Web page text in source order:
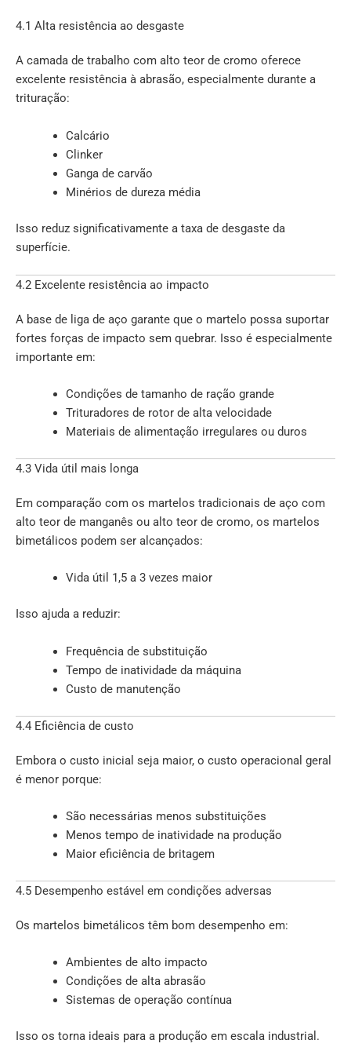
4.1 Alta resistência ao desgaste
A camada de trabalho com alto teor de cromo oferece
excelente resistência à abrasão, especialmente durante a
trituração:
Calcário
Clinker
Ganga de carvão
Minérios de dureza média
Isso reduz significativamente a taxa de desgaste da
superfície.
4.2 Excelente resistência ao impacto
A base de liga de aço garante que o martelo possa suportar
fortes forças de impacto sem quebrar. Isso é especialmente
importante em:
Condições de tamanho de ração grande
Trituradores de rotor de alta velocidade
Materiais de alimentação irregulares ou duros
4.3 Vida útil mais longa
Em comparação com os martelos tradicionais de aço com
alto teor de manganês ou alto teor de cromo, os martelos
bimetálicos podem ser alcançados:
Vida útil 1,5 a 3 vezes maior
Isso ajuda a reduzir:
Frequência de substituição
Tempo de inatividade da máquina
Custo de manutenção
4.4 Eficiência de custo
Embora o custo inicial seja maior, o custo operacional geral
é menor porque:
São necessárias menos substituições
Menos tempo de inatividade na produção
Maior eficiência de britagem
4.5 Desempenho estável em condições adversas
Os martelos bimetálicos têm bom desempenho em:
Ambientes de alto impacto
Condições de alta abrasão
Sistemas de operação contínua
Isso os torna ideais para a produção em escala industrial.